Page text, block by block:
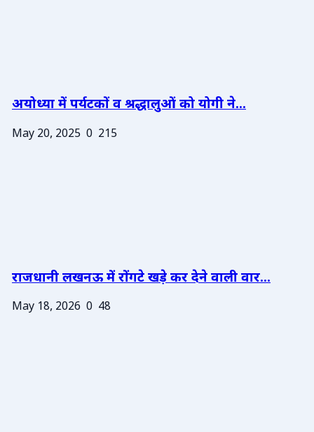
अयोध्या में पर्यटकों व श्रद्धालुओं को योगी ने...
May 20, 2025 0 215
राजधानी लखनऊ में रोंगटे खड़े कर देने वाली वार...
May 18, 2026 0 48